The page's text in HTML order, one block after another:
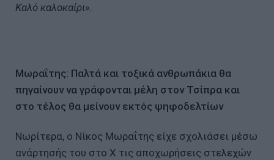
Καλό καλοκαίρι».
Μωραΐτης: Παλτά και τοξικά ανθρωπάκια θα
πηγαίνουν να γράφονται μέλη στον Τσίπρα και
στο τέλος θα μείνουν εκτός ψηφοδελτίων
Νωρίτερα, ο Νίκος Μωραΐτης είχε σχολιάσει μέσω
ανάρτησής του στο X τις αποχωρήσεις στελεχών